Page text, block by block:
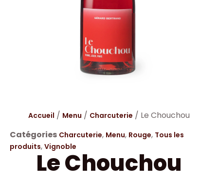
Accueil / Menu / Charcuterie / Le Chouchou
Catégories Charcuterie, Menu, Rouge, Tous les
produits, Vignoble
Le Chouchou